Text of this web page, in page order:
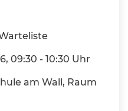
09:30 - 10:30 Uhr
am Wall, Raum